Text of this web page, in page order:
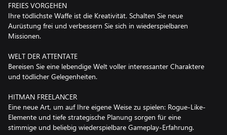
FREIES VORGEHEN
Ihre tödlichste Waffe ist die Kreativität. Schalten Sie neue
Aurüstung frei und verbessern Sie sich in wiederspielbaren
Missionen.
WELT DER ATTENTATE
Bereisen Sie eine lebendige Welt voller interessanter Charaktere
und tödlicher Gelegenheiten.
HITMAN FREELANCER
Eine neue Art, um auf Ihre eigene Weise zu spielen: Rogue-Like-
Elemente und tiefe strategische Planung sorgen für eine
stimmige und beliebig wiederspielbare Gameplay-Erfahrung.